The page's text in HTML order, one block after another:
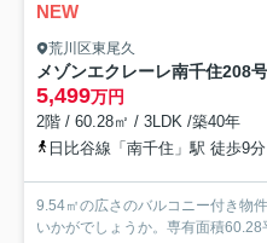
NEW
荒川区東尾久
メゾンエクレーレ南千住208
5,499万円
2階 / 60.28㎡ / 3LDK /築40年
日比谷線「南千住」駅 徒歩9分
9.54㎡の広さのバルコニー付き物
いかがでしょうか。専有面積60.28